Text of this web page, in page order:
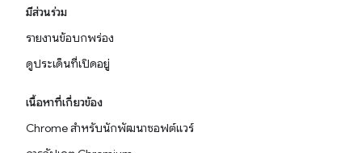
มีส่วนร่วม
รายงานข้อบกพร่อง
ดูประเด็นที่เปิดอยู่
เนื้อหาที่เกี่ยวข้อง
Chrome สำหรับนักพัฒนาซอฟต์แวร์